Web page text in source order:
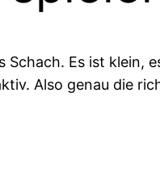
Schach. Es ist klein,
Also genau die